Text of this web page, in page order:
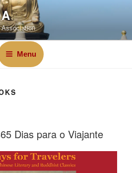
Association
Menu
Dias para o Viajante